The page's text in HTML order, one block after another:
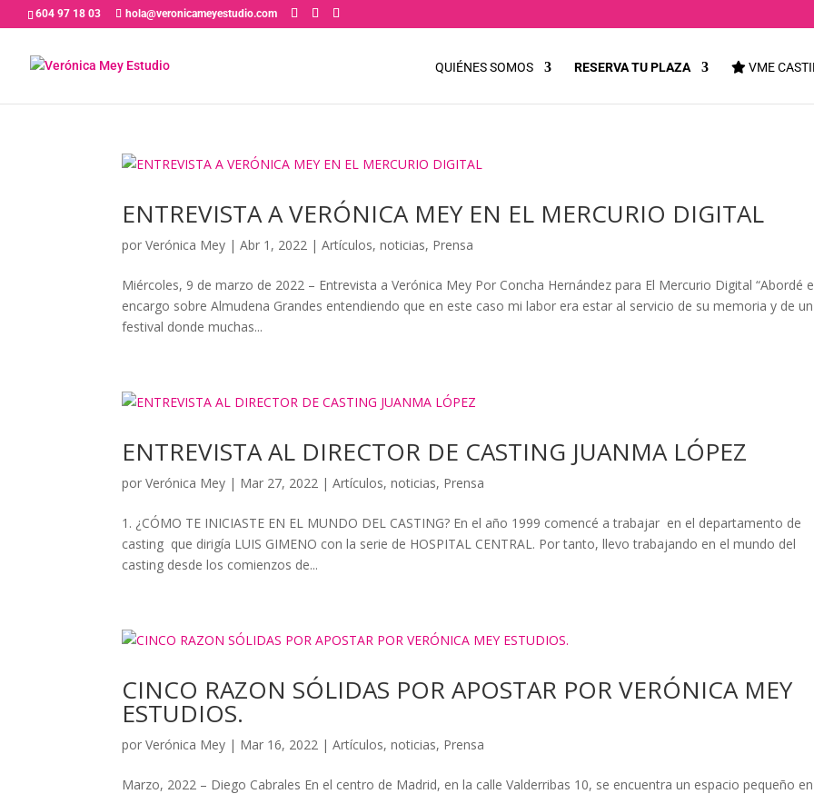
604 97 18 03 hola@veronicameyestudio.com
QUIÉNES SOMOS RESERVA TU PLAZA VME
ENTREVISTA A VERÓNICA MEY EN EL MERCURIO DIGITAL
porVerónica Mey |Abr 1, 2022 |Artículos,noticias, Prensa
Miércoles, 9 de marzo de 2022 – Entrevista a Verónica Mey Por Concha Hernández para El Mercurio Digital “Abordé
encargo sobre Almudena Grandes entendiendo que en este caso mi labor era estar al servicio de su memoria y de un
festival donde muchas...
ENTREVISTA AL DIRECTOR DE CASTING JUANMA LÓPEZ
porVerónica Mey | Mar 27, 2022 |Artículos,noticias, Prensa
1. ¿CÓMO TE INICIASTE EN EL MUNDO DEL CASTING? En el año 1999 comencé a trabajar en el departamento de
casting que dirigía LUIS GIMENO con la serie de HOSPITAL CENTRAL. Por tanto, llevo trabajando en el mundo del
casting desde los comienzos de...
CINCO RAZON SÓLIDAS POR APOSTAR POR VERÓNICA MEY
ESTUDIOS.
porVerónica Mey | Mar 16, 2022 |Artículos,noticias, Prensa
Marzo, 2022 – Diego Cabrales En el centro de Madrid, en la calle Valderribas 10, se encuentra un espacio pequeño en